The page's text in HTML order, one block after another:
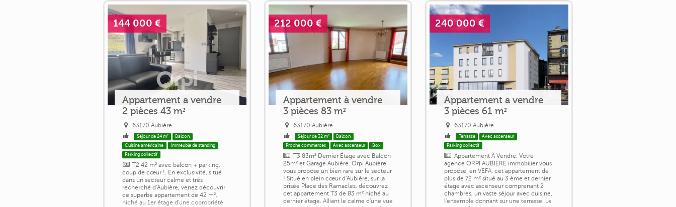
144 000 €
Appartement a vendre
2 pièces 43 m²
63170 Aubière
Séjour de 24 m²
Balcon
Cuisine américaine
Immeuble de standing
Parking collectif
T2 42 m² avec balcon + parking,
coup de cœur !. En exclusivité, situé
dans un secteur calme et très
recherché d'Aubière, venez découvrir
ce superbe appartement de 42 m²,
niché au 1er étage d'une copropriété
212 000 €
Appartement à vendre
3 pièces 83 m²
63170 Aubière
Séjour de 32 m²
Balcon
Proche commerces
Avec ascenseur Box
T3 83m² Dernier Étage avec Balcon
25m² et Garage Aubière. Orpi Aubière
vous propose un bien rare sur le secteur
! Situé en plein cœur d'Aubière, sur la
prisée Place des Ramacles, découvrez
cet appartement T3 de 83 m² niché au
dernier étage. Alliant le calme d'une vue
240 000 €
Appartement a vendre
3 pièces 61 m²
63170 Aubière
Terrasse
Avec ascenseur
Parking collectif
Appartement À Vendre. Votre
agence ORPI AUBIERE immobilier vous
propose, en VEFA, cet appartement de
plus de 72 m² situé au 3 ème et dernier
étage avec ascenseur comprenant 2
chambres, un vaste séjour avec cuisine,
l'ensemble donnant sur une terrasse. Le